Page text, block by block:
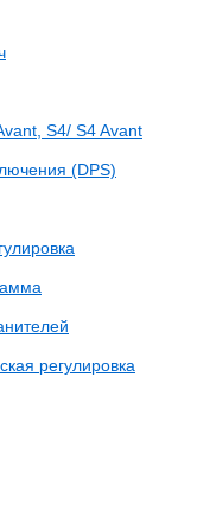
S4/ S4 Avant
(DPS)
регулировка